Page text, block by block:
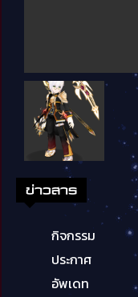
ข่าวสาร
กิจกรรม
ประกาศ
อัพเดท